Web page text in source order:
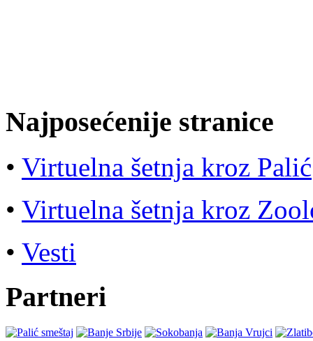
Najposećenije stranice
• Virtuelna šetnja kroz Palić
• Virtuelna šetnja kroz
• Vesti
Partneri